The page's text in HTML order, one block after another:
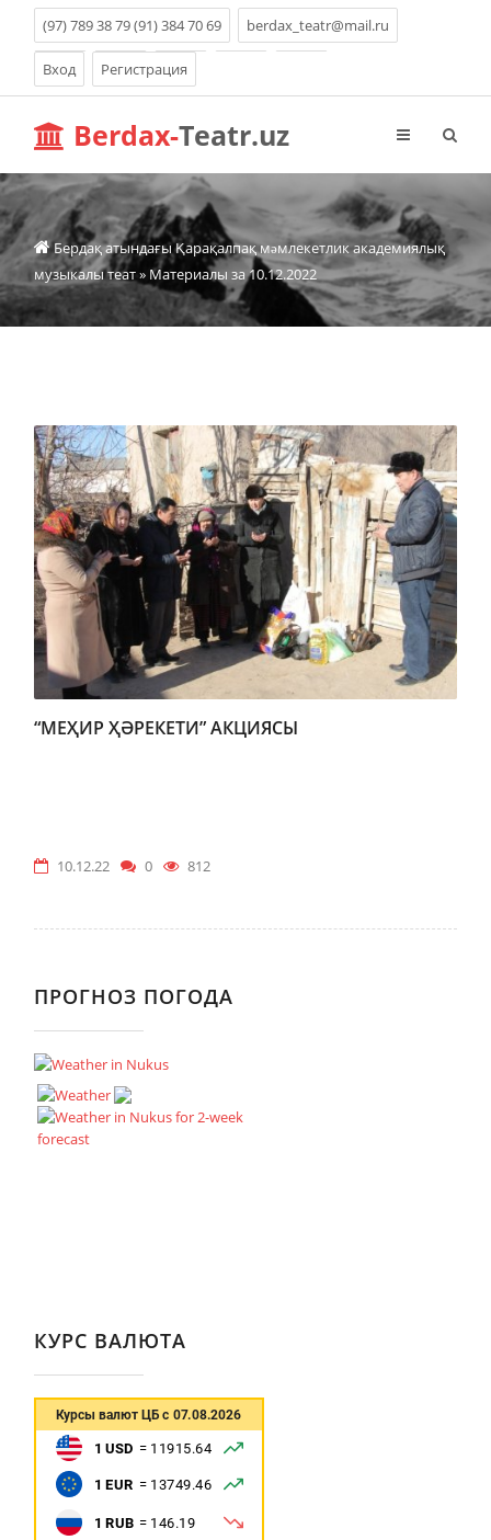
(97) 789 38 79 (91) 384 70 69 berdax_teatr@mail.ru
Вход Регистрация
Berdax-Teatr.uz
Бердақ атындағы Қарақалпақ мəмлекетлик академиялық
музыкалы теат» Материалы за 10.12.2022
“МЕҲИР ҲӘРЕКЕТИ” АКЦИЯСЫ
10.12.22 0 812
ПРОГНОЗ ПОГОДА
КУРС ВАЛЮТА